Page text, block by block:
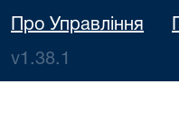
Про Управління
v1.38.1